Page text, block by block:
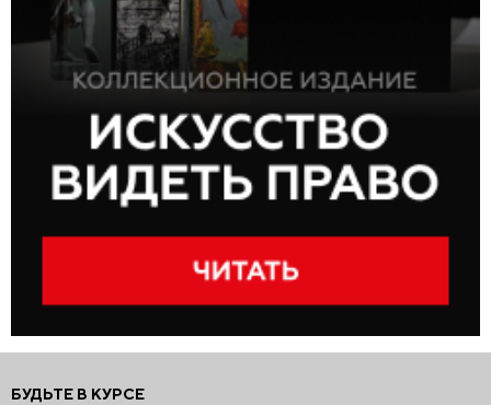
БУДЬТЕ В КУРСЕ